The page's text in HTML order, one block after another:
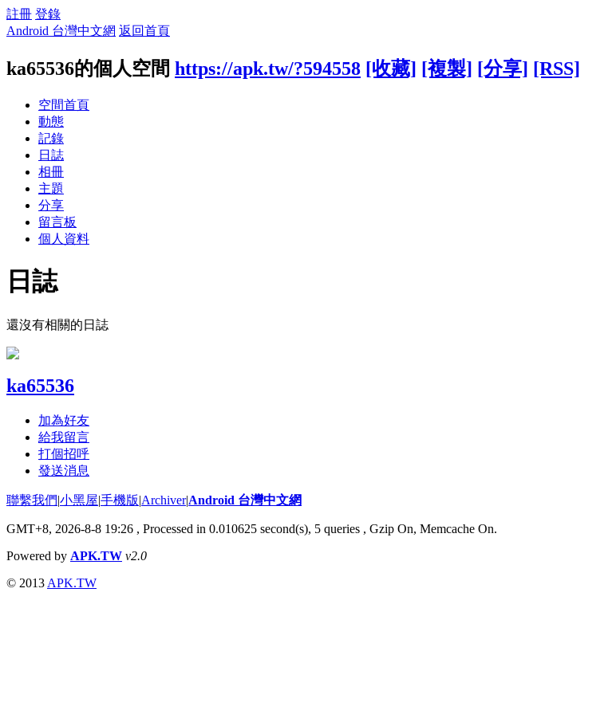
註冊 登錄
Android 台灣中文網 返回首頁
ka65536的個人空間 https://apk.tw/?594558 [收藏] [複製] [分享] [RSS]
空間首頁
動態
記錄
日誌
相冊
主題
分享
留言板
個人資料
日誌
還沒有相關的日誌
ka65536
加為好友
給我留言
打個招呼
發送消息
聯繫我們|小黑屋|手機版|Archiver|Android 台灣中文網
GMT+8, 2026-8-8 19:26 , Processed in 0.010625 second(s), 5 queries , Gzip On, Memcache On.
Powered by APK.TW v2.0
© 2013 APK.TW